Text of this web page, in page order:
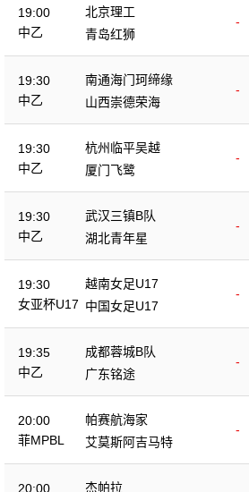
19:00
中乙
北京理工
-
青岛红狮
19:30
中乙
南通海门珂缔缘
-
山西崇德荣海
19:30
中乙
杭州临平吴越
-
厦门飞鹭
19:30
中乙
武汉三镇B队
-
湖北青年星
19:30
女亚杯U17
越南女足U17
-
中国女足U17
19:35
中乙
成都蓉城B队
-
广东铭途
20:00
菲MPBL
帕赛航海家
-
艾莫斯阿吉马特
20:00
杰帕拉